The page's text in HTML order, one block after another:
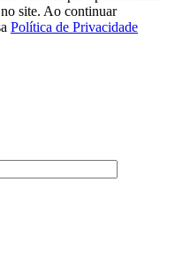
site. Ao continuar
Política de Privacidade